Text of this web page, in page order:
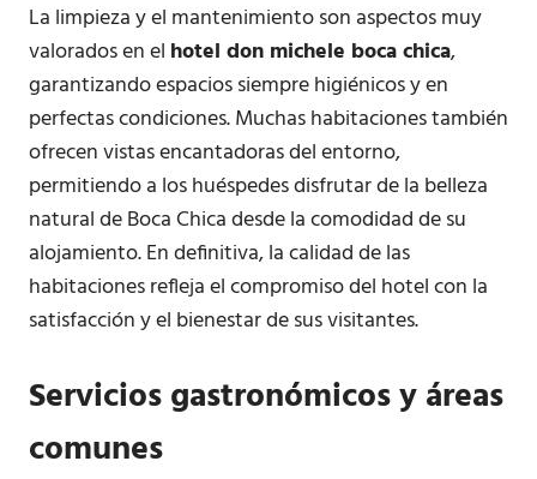
La limpieza y el mantenimiento son aspectos muy
valorados en el hotel don michele boca chica,
garantizando espacios siempre higiénicos y en
perfectas condiciones. Muchas habitaciones también
ofrecen vistas encantadoras del entorno,
permitiendo a los huéspedes disfrutar de la belleza
natural de Boca Chica desde la comodidad de su
alojamiento. En definitiva, la calidad de las
habitaciones refleja el compromiso del hotel con la
satisfacción y el bienestar de sus visitantes.
Servicios gastronómicos y áreas
comunes